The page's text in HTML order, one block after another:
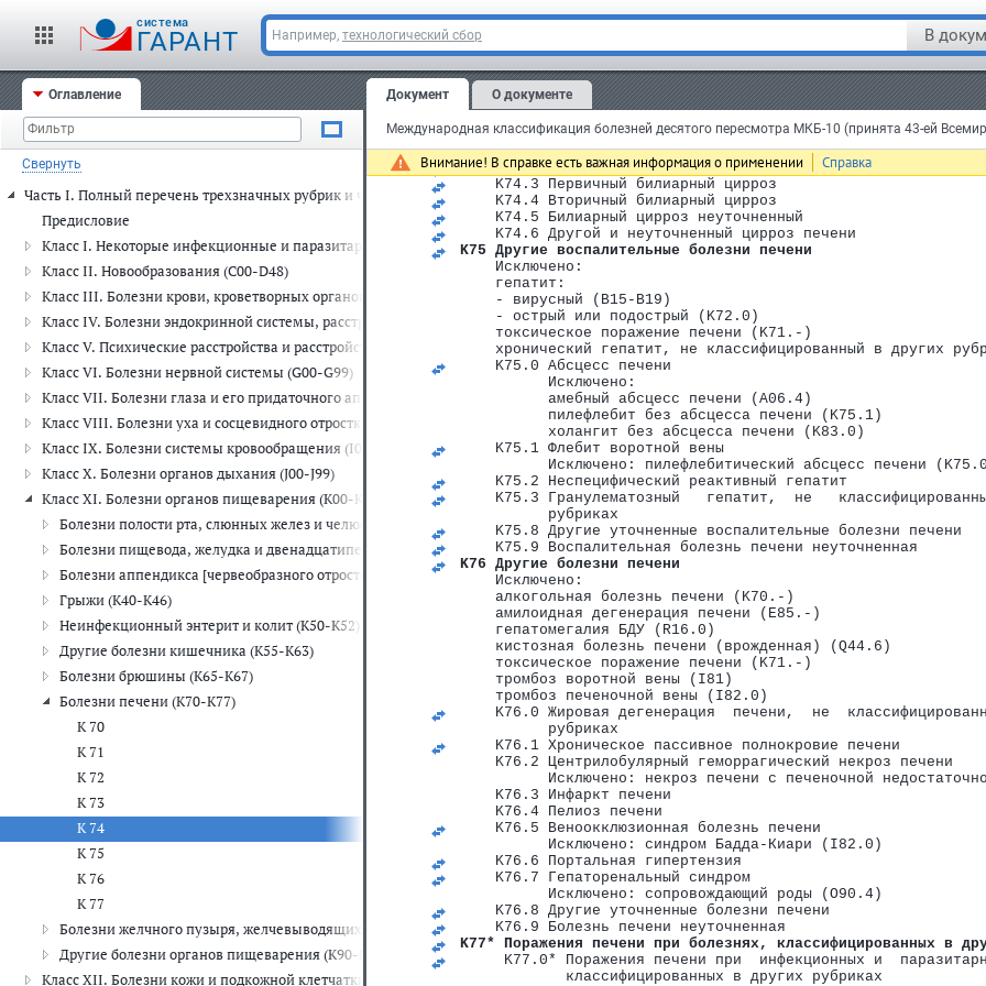
cистема
ГАРАНТ Например, технологический сбор В
Оглавление
Свернуть
Часть I. Полный перечень трехзначных рубрик и четырехзначных подрубрик
Предисловие
Класс I. Некоторые инфекционные и паразитарные болезни (A00-B99)
Класс II. Новообразования (C00-D48)
Класс III. Болезни крови, кроветворных органов и отдельные нарушения, вовлекающие иммунный механизм (D50-D89)
Класс IV. Болезни эндокринной системы, расстройства питания и нарушения обмена веществ (E00-E90)
Класс V. Психические расстройства и расстройства поведения (F00-F99)
Класс VI. Болезни нервной системы (G00-G99)
Класс VII. Болезни глаза и его придаточного аппарата (H00-H59)
Класс VIII. Болезни уха и сосцевидного отростка (H60-H95)
Класс IX. Болезни системы кровообращения (I00-I99)
Класс X. Болезни органов дыхания (J00-J99)
Класс XI. Болезни органов пищеварения (K00-K93)
Болезни полости рта, слюнных желез и челюстей (K00-K14)
Болезни пищевода, желудка и двенадцатиперстной кишки (K20-K31)
Болезни аппендикса [червеобразного отростка] (K35-K38)
Грыжи (K40-K46)
Неинфекционный энтерит и колит (K50-K52)
Другие болезни кишечника (K55-K63)
Болезни брюшины (K65-K67)
Болезни печени (K70-K77)
К 70
К 71
К 72
К 73
К 74
К 75
К 76
К 77
Болезни желчного пузыря, желчевыводящих путей и поджелудочной железы (K80-K87)
Другие болезни органов пищеварения (K90-K93)
Класс XII. Болезни кожи и подкожной клетчатки (L00-L99)
Документ О документе
Международная классификация болезней десятого пересмотра МКБ-10 (принята 43-ей
Внимание! В справке есть важная информация о применении Справка
    Исключено:
    алкогольный фиброз печени (K70.2)
    кардиальный склероз печени (K76.1)
    цирроз (печени):
    - алкогольный (K70.3)
    - врожденный (P78.8)
    - с токсическим поражением печени (K71.7)
    K74.0 Фиброз печени
    K74.1 Склероз печени
    K74.2 Фиброз печени в сочетании со склерозом печени
    K74.3 Первичный билиарный цирроз
    K74.4 Вторичный билиарный цирроз
    K74.5 Билиарный цирроз неуточненный
    K74.6 Другой и неуточненный цирроз печени
K75 Другие воспалительные болезни печени
    Исключено:
    гепатит:
    - вирусный (B15-B19)
    - острый или подострый (K72.0)
    токсическое поражение печени (K71.-)
хронический гепатит, не классифицированный в других
    K75.0 Абсцесс печени
          Исключено:
          амебный абсцесс печени (A06.4)
          пилефлебит без абсцесса печени (K75.1)
          холангит без абсцесса печени (K83.0)
    K75.1 Флебит воротной вены
Исключено: пилефлебитический абсцесс печени
    K75.2 Неспецифический реактивный гепатит
K75.3 Гранулематозный   гепатит,  не
          рубриках
    K75.8 Другие уточненные воспалительные болезни печени
    K75.9 Воспалительная болезнь печени неуточненная
K76 Другие болезни печени
    Исключено:
    алкогольная болезнь печени (K70.-)
    амилоидная дегенерация печени (E85.-)
    гепатомегалия БДУ (R16.0)
    кистозная болезнь печени (врожденная) (Q44.6)
    токсическое поражение печени (K71.-)
    тромбоз воротной вены (I81)
    тромбоз печеночной вены (I82.0)
K76.0 Жировая дегенерация  печени,  не
          рубриках
    K76.1 Хроническое пассивное полнокровие печени
    K76.2 Центрилобулярный геморрагический некроз печени
Исключено: некроз печени с печеночной
    K76.3 Инфаркт печени
    K76.4 Пелиоз печени
    K76.5 Веноокклюзионная болезнь печени
          Исключено: синдром Бадда-Киари (I82.0)
    K76.6 Портальная гипертензия
    K76.7 Гепаторенальный синдром
          Исключено: сопровождающий роды (O90.4)
    K76.8 Другие уточненные болезни печени
    K76.9 Болезнь печени неуточненная
K77* Поражения печени при болезнях, классифицированных в
K77.0* Поражения печени при  инфекционных и
            классифицированных в других рубриках